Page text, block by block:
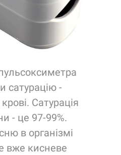
сатурацію -
Сатурація
- це 97-99%.
в організмі
вже кисневе